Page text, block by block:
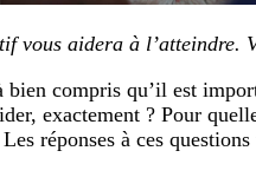
vous aidera à l’atteindre.
bien compris qu’il est
exactement ? Pour
réponses à ces